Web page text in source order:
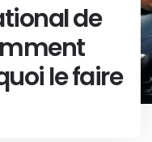
de
le faire